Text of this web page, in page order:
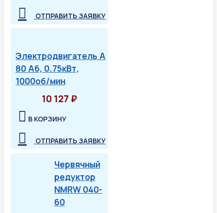
ОТПРАВИТЬ ЗАЯВКУ
Электродвигатель А
80 А6, 0.75кВт,
1000об/мин
10 127 ₽
В КОРЗИНУ
ОТПРАВИТЬ ЗАЯВКУ
Червячный
редуктор
NMRW 040-
60